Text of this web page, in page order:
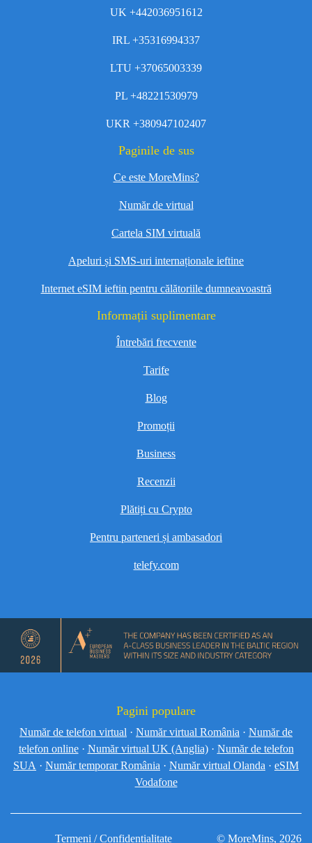
UK +442036951612
IRL +35316994337
LTU +37065003339
PL +48221530979
UKR +380947102407
Paginile de sus
Ce este MoreMins?
Număr de virtual
Cartela SIM virtuală
Apeluri și SMS-uri internaționale ieftine
Internet eSIM ieftin pentru călătoriile dumneavoastră
Informații suplimentare
Întrebări frecvente
Tarife
Blog
Promoții
Business
Recenzii
Plătiți cu Crypto
Pentru parteneri și ambasadori
telefy.com
Pagini populare
Număr de telefon virtual · Număr virtual România · Număr de
telefon online · Număr virtual UK (Anglia) · Număr de telefon
SUA · Număr temporar România · Număr virtual Olanda · eSIM
Vodafone
Termeni / Confidențialitate © MoreMins, 2026